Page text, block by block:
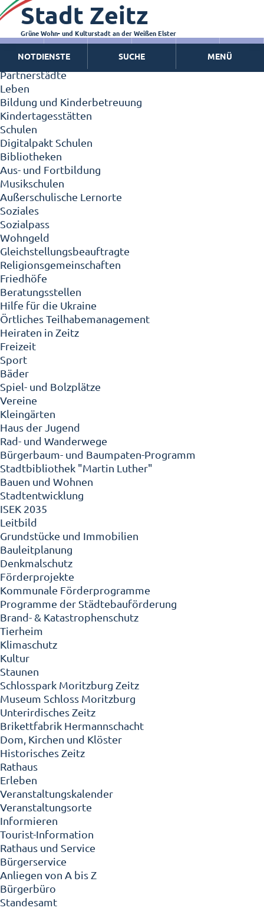
Zeitz - Die Kleinstadt
Willkommen in Zeitz!
Interview mit Oberbürgermeister Christian Thieme
Zeitz - Stadt der Zukunft
Ortschaften
Partnerstädte
Leben
Bildung und Kinderbetreuung
Kindertagesstätten
Schulen
Digitalpakt Schulen
Bibliotheken
Aus- und Fortbildung
Musikschulen
Außerschulische Lernorte
Soziales
Sozialpass
Wohngeld
Gleichstellungsbeauftragte
Religionsgemeinschaften
Friedhöfe
Beratungsstellen
Hilfe für die Ukraine
Örtliches Teilhabemanagement
Heiraten in Zeitz
Freizeit
Sport
Bäder
Spiel- und Bolzplätze
Vereine
Kleingärten
Haus der Jugend
Rad- und Wanderwege
Bürgerbaum- und Baumpaten-Programm
Stadtbibliothek "Martin Luther"
Bauen und Wohnen
Stadtentwicklung
ISEK 2035
Leitbild
Grundstücke und Immobilien
Bauleitplanung
Denkmalschutz
Förderprojekte
Kommunale Förderprogramme
Programme der Städtebauförderung
Brand- & Katastrophenschutz
Tierheim
Klimaschutz
Kultur
Staunen
Schlosspark Moritzburg Zeitz
Museum Schloss Moritzburg
Unterirdisches Zeitz
Brikettfabrik Hermannschacht
Dom, Kirchen und Klöster
Historisches Zeitz
Rathaus
Erleben
Veranstaltungskalender
Veranstaltungsorte
Informieren
Tourist-Information
Rathaus und Service
Bürgerservice
Anliegen von A bis Z
Bürgerbüro
Standesamt
Stadt Zeitz
Grüne Wohn- und Kulturstadt an der Weißen Elster
NOTDIENSTE SUCHE MENÜ